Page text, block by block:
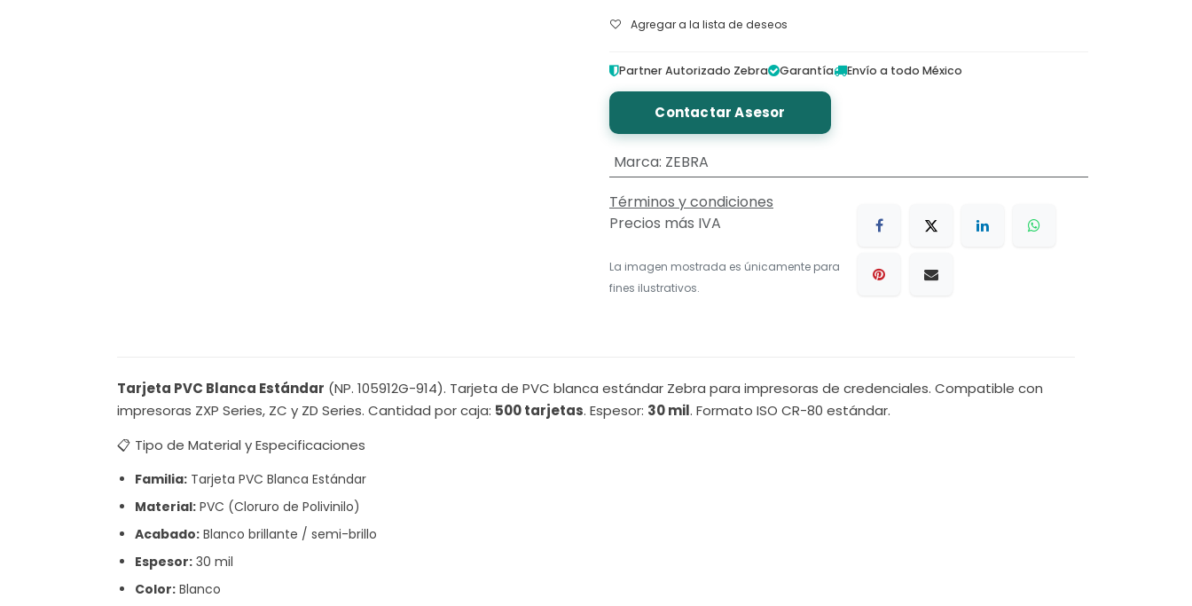
Agregar a la lista de deseos
Partner Autorizado Zebra Garantía Envío a todo México
Contactar Asesor
Marca: ZEBRA
Términos y condiciones
Precios más IVA
La imagen mostrada es únicamente para
fines ilustrativos.
Tarjeta PVC Blanca Estándar (NP. 105912G-914). Tarjeta de PVC blanca estándar Zebra para impresoras de credenciales. Compatible con
impresoras ZXP Series, ZC y ZD Series. Cantidad por caja: 500 tarjetas. Espesor: 30 mil. Formato ISO CR-80 estándar.
📋 Tipo de Material y Especificaciones
Familia: Tarjeta PVC Blanca Estándar
Material: PVC (Cloruro de Polivinilo)
Acabado: Blanco brillante / semi-brillo
Espesor: 30 mil
Color: Blanco